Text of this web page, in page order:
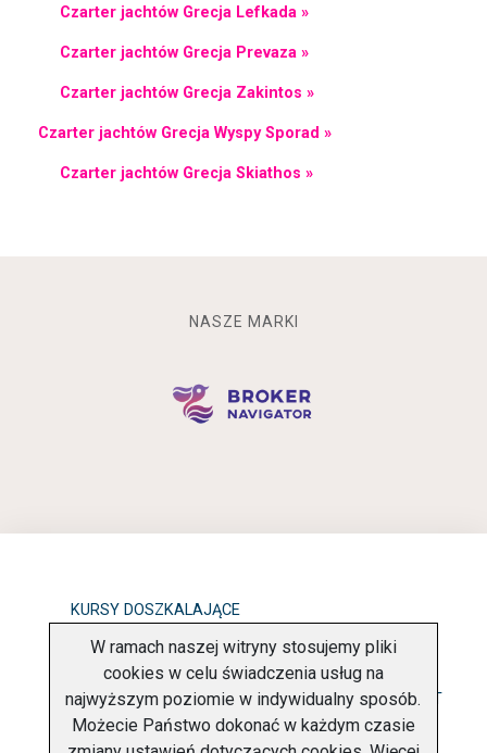
Czarter jachtów Grecja Lefkada »
Czarter jachtów Grecja Prevaza »
Czarter jachtów Grecja Zakintos »
Czarter jachtów Grecja Wyspy Sporad »
Czarter jachtów Grecja Skiathos »
NASZE MARKI
KURSY DOSZKALAJĄCE
OBOWIĄZEK INFORMACYJNY
POLITYKA PRYWATNOŚCI O FIRMIE KONTAKT
W ramach naszej witryny stosujemy pliki
cookies w celu świadczenia usług na
najwyższym poziomie w indywidualny sposób.
Możecie Państwo dokonać w każdym czasie